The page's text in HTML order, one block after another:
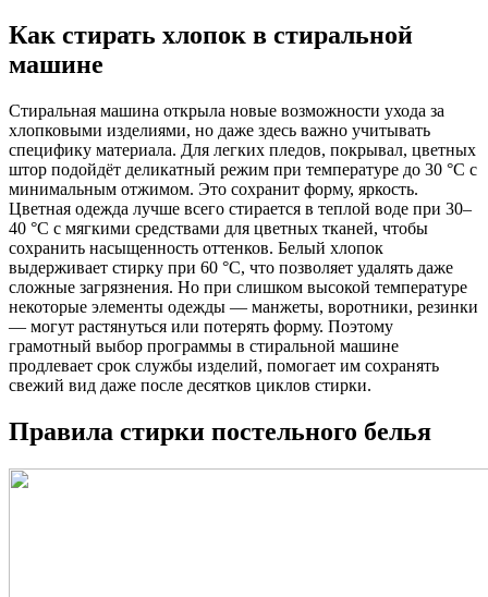
Как стирать хлопок в стиральной
машине
Стиральная машина открыла новые возможности ухода за
хлопковыми изделиями, но даже здесь важно учитывать
специфику материала. Для легких пледов, покрывал, цветных
штор подойдёт деликатный режим при температуре до 30 °С с
минимальным отжимом. Это сохранит форму, яркость.
Цветная одежда лучше всего стирается в теплой воде при 30–
40 °С с мягкими средствами для цветных тканей, чтобы
сохранить насыщенность оттенков. Белый хлопок
выдерживает стирку при 60 °С, что позволяет удалять даже
сложные загрязнения. Но при слишком высокой температуре
некоторые элементы одежды — манжеты, воротники, резинки
— могут растянуться или потерять форму. Поэтому
грамотный выбор программы в стиральной машине
продлевает срок службы изделий, помогает им сохранять
свежий вид даже после десятков циклов стирки.
Правила стирки постельного белья